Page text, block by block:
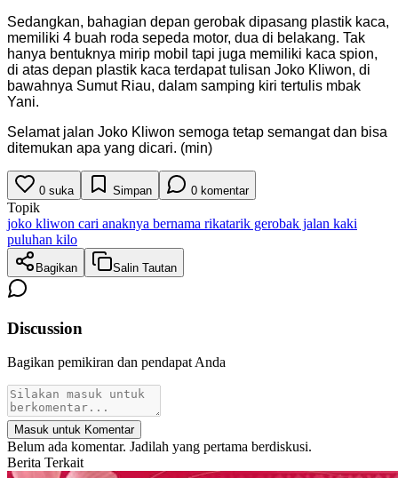
Sedangkan, bahagian depan gerobak dipasang plastik kaca,
memiliki 4 buah roda sepeda motor, dua di belakang. Tak
hanya bentuknya mirip mobil tapi juga memiliki kaca spion,
di atas depan plastik kaca terdapat tulisan Joko Kliwon, di
bawahnya Sumut Riau, dalam samping kiri tertulis mbak
Yani.
Selamat jalan Joko Kliwon semoga tetap semangat dan bisa
ditemukan apa yang dicari. (min)
0 suka Simpan 0 komentar
Topik
joko kliwon cari anaknya bernama rikatarik gerobak jalan kaki
puluhan kilo
Bagikan Salin Tautan
Discussion
Bagikan pemikiran dan pendapat Anda
Masuk untuk Komentar
Belum ada komentar. Jadilah yang pertama berdiskusi.
Berita Terkait